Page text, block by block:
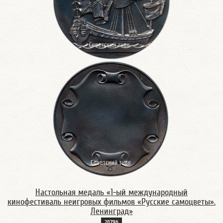
Настольная медаль «1-ый международный
кинофестиваль неигровых фильмов «Русские самоцветы».
Ленинград»